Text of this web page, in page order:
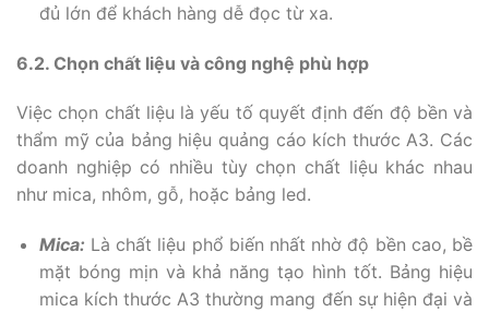
đủ lớn để khách hàng dễ đọc từ xa.
6.2. Chọn chất liệu và công nghệ phù hợp
Việc chọn chất liệu là yếu tố quyết định đến độ bền và
thẩm mỹ của bảng hiệu quảng cáo kích thước A3. Các
doanh nghiệp có nhiều tùy chọn chất liệu khác nhau
như mica, nhôm, gỗ, hoặc bảng led.
Mica: Là chất liệu phổ biến nhất nhờ độ bền cao, bề
mặt bóng mịn và khả năng tạo hình tốt. Bảng hiệu
mica kích thước A3 thường mang đến sự hiện đại và